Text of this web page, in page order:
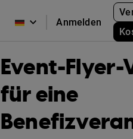
Anmelden
Event-
für eine